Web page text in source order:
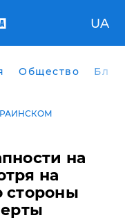
UA
Общество
на
на
стороны